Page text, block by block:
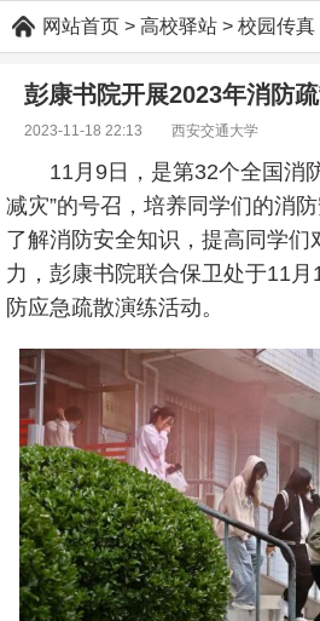
网站首页 > 高校驿站 > 校园传真
彭康书院开展2023年消防
2023-11-18 22:13 西安交通大学
11月9日，是第32个全国消
减灾”的号召，培养同学们的消
了解消防安全知识，提高同学们
力，彭康书院联合保卫处于11
防应急疏散演练活动。